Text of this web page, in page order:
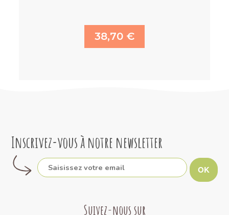
38,70 €
Inscrivez-vous à notre newsletter
OK
Suivez-nous sur